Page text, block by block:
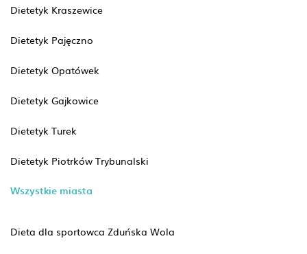
Dietetyk Kraszewice
Dietetyk Pajęczno
Dietetyk Opatówek
Dietetyk Gajkowice
Dietetyk Turek
Dietetyk Piotrków Trybunalski
Wszystkie miasta
Dieta dla sportowca Zduńska Wola